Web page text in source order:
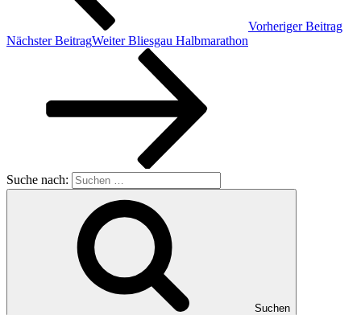
Vorheriger Beitrag
Nächster BeitragWeiter Bliesgau Halbmarathon
Suche nach:
Suchen